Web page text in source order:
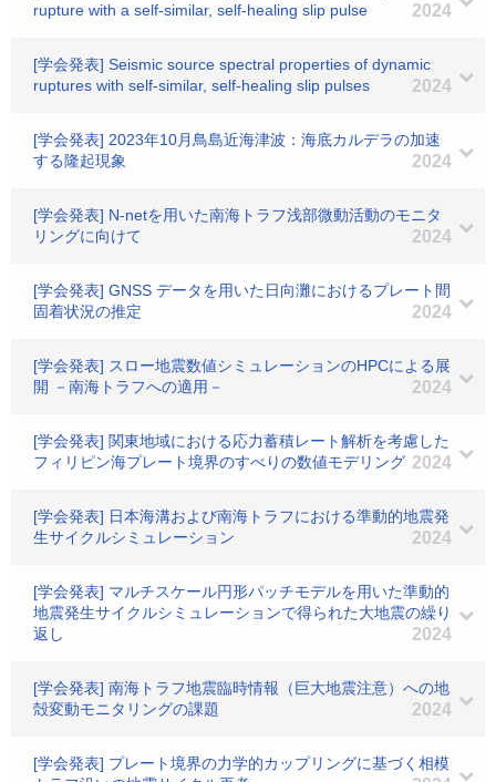
rupture with a self-similar, self-healing slip pulse
2024
[学会発表] Seismic source spectral properties of dynamic
ruptures with self-similar, self-healing slip pulses
2024
[学会発表] 2023年10月鳥島近海津波：海底カルデラの加速
する隆起現象
2024
[学会発表] N-netを用いた南海トラフ浅部微動活動のモニタ
リングに向けて
2024
[学会発表] GNSS データを用いた日向灘におけるプレート間
固着状況の推定
2024
[学会発表] スロー地震数値シミュレーションのHPCによる展
開 －南海トラフへの適用－
2024
[学会発表] 関東地域における応力蓄積レート解析を考慮した
フィリピン海プレート境界のすべりの数値モデリング 2024
[学会発表] 日本海溝および南海トラフにおける準動的地震発
生サイクルシミュレーション
2024
[学会発表] マルチスケール円形パッチモデルを用いた準動的
地震発生サイクルシミュレーションで得られた大地震の繰り
返し
2024
[学会発表] 南海トラフ地震臨時情報（巨大地震注意）への地
殻変動モニタリングの課題
2024
[学会発表] プレート境界の力学的カップリングに基づく相模